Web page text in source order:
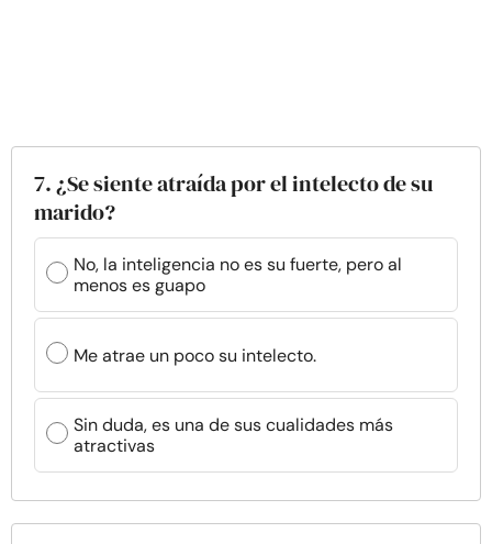
7. ¿Se siente atraída por el intelecto de su
marido?
No, la inteligencia no es su fuerte, pero al
menos es guapo
Me atrae un poco su intelecto.
Sin duda, es una de sus cualidades más
atractivas